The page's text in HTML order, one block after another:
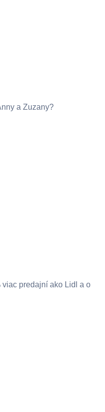
a Zuzany?
viac predajní ako Lidl a o